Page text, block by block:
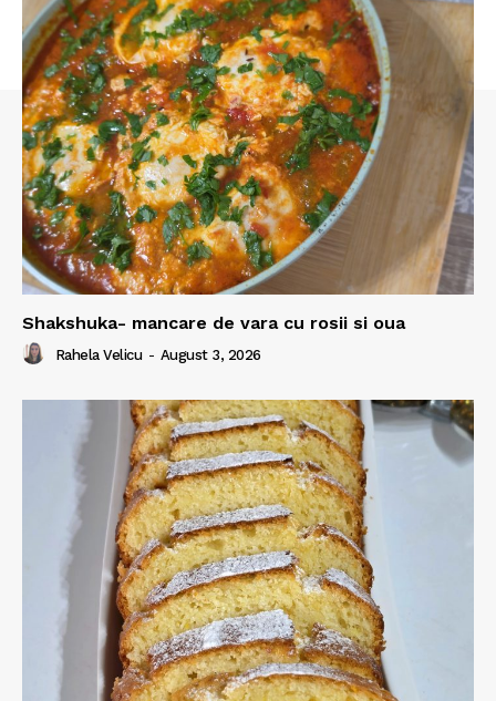
Shakshuka- mancare de vara cu rosii si oua
Rahela Velicu - August 3, 2026